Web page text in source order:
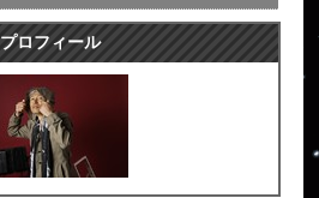
プロフィール